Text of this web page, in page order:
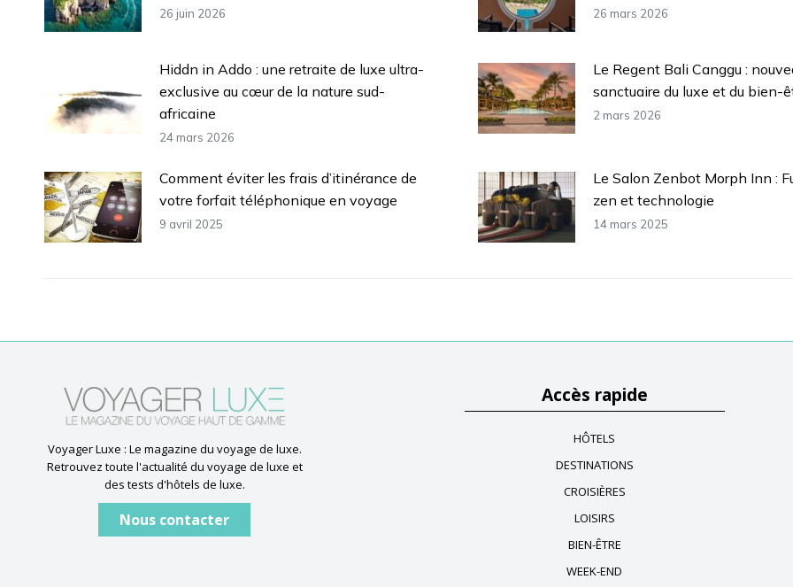
26 juin 2026 26 mars 2026
Hiddn in Addo : une retraite de luxe ultra-
exclusive au cœur de la nature sud-
africaine
24 mars 2026
Le Regent Bali Canggu :
sanctuaire du luxe et du bien-
2 mars 2026
Comment éviter les frais d’itinérance de
votre forfait téléphonique en voyage
9 avril 2025
Le Salon Zenbot Morph Inn :
zen et technologie
14 mars 2025
Voyager Luxe : Le magazine du voyage de luxe.
Retrouvez toute l'actualité du voyage de luxe et
des tests d'hôtels de luxe.
Nous contacter
Accès rapide
HÔTELS
DESTINATIONS
CROISIÈRES
LOISIRS
BIEN-ÊTRE
WEEK-END